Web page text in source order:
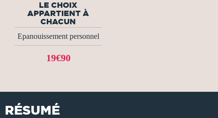
LE CHOIX
APPARTIENT À
CHACUN
Epanouissement personnel
19€90
RÉSUMÉ